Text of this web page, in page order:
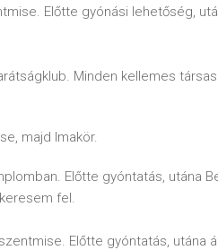
Előtte gyónási lehetőség,
Minden kellemes
majd Imakör.
Előtte gyóntatás, utána
fel.
Előtte gyóntatás, utána